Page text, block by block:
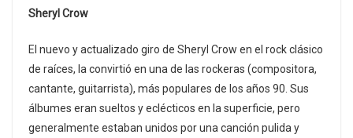
Sheryl Crow
El nuevo y actualizado giro de Sheryl Crow en el rock clásico
de raíces, la convirtió en una de las rockeras (compositora,
cantante, guitarrista), más populares de los años 90. Sus
álbumes eran sueltos y eclécticos en la superficie, pero
generalmente estaban unidos por una canción pulida y